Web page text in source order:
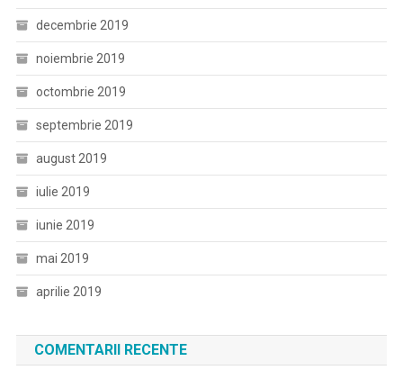
decembrie 2019
noiembrie 2019
octombrie 2019
septembrie 2019
august 2019
iulie 2019
iunie 2019
mai 2019
aprilie 2019
COMENTARII RECENTE